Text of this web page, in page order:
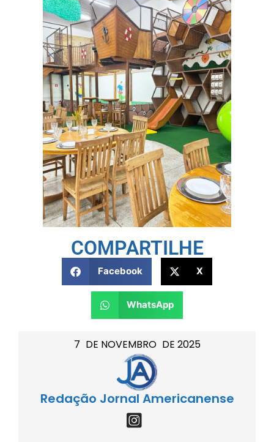
7 DE NOVEMBRO DE 2025
Redação Jornal Americanense
COMPARTILHE
Facebook X
WhatsApp